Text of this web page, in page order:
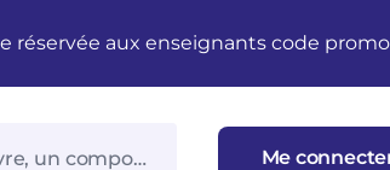
réservée aux enseignants code
Me